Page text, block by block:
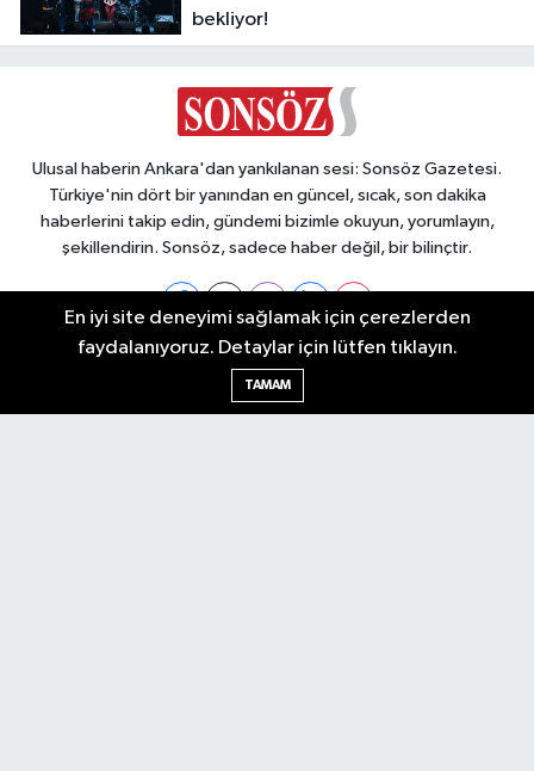
bekliyor!
Ulusal haberin Ankara'dan yankılanan sesi: Sonsöz Gazetesi.
Türkiye'nin dört bir yanından en güncel, sıcak, son dakika
haberlerini takip edin, gündemi bizimle okuyun, yorumlayın,
şekillendirin. Sonsöz, sadece haber değil, bir bilinçtir.
Ankara Nöbetçi Eczaneler
En iyi site deneyimi sağlamak için çerezlerden
faydalanıyoruz. Detaylar için lütfen tıklayın.
TAMAM